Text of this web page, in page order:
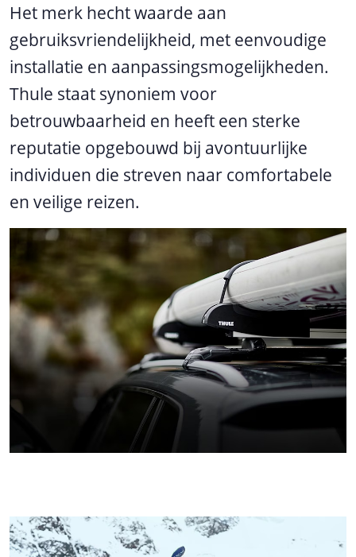
Het merk hecht waarde aan
gebruiksvriendelijkheid, met eenvoudige
installatie en aanpassingsmogelijkheden.
Thule staat synoniem voor
betrouwbaarheid en heeft een sterke
reputatie opgebouwd bij avontuurlijke
individuen die streven naar comfortabele
en veilige reizen.